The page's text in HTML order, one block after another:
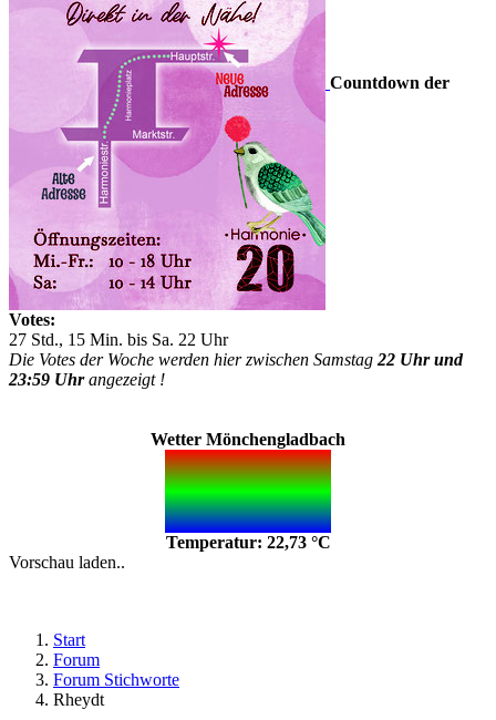
Countdown der
Votes:
27 Std., 15 Min. bis Sa. 22 Uhr
Die Votes der Woche werden hier zwischen Samstag 22 Uhr und
23:59 Uhrangezeigt !
Wetter Mönchengladbach
Temperatur: 22,73 °C
Vorschau laden..
Start
Forum
Forum Stichworte
Rheydt